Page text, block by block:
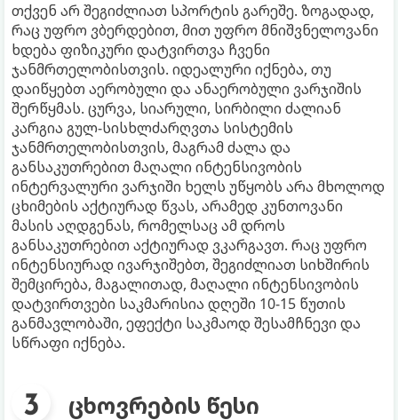
თქვენ არ შეგიძლიათ სპორტის გარეშე. ზოგადად,
რაც უფრო ვბერდებით, მით უფრო მნიშვნელოვანი
ხდება ფიზიკური დატვირთვა ჩვენი
ჯანმრთელობისთვის. იდეალური იქნება, თუ
დაიწყებთ აერობული და ანაერობული ვარჯიშის
შერწყმას. ცურვა, სიარული, სირბილი ძალიან
კარგია გულ-სისხლძარღვთა სისტემის
ჯანმრთელობისთვის, მაგრამ ძალა და
განსაკუთრებით მაღალი ინტენსივობის
ინტერვალური ვარჯიში ხელს უწყობს არა მხოლოდ
ცხიმების აქტიურად წვას, არამედ კუნთოვანი
მასის აღდგენას, რომელსაც ამ დროს
განსაკუთრებით აქტიურად ვკარგავთ. რაც უფრო
ინტენსიურად ივარჯიშებთ, შეგიძლიათ სიხშირის
შემცირება, მაგალითად, მაღალი ინტენსივობის
დატვირთვები საკმარისია დღეში 10-15 წუთის
განმავლობაში, ეფექტი საკმაოდ შესამჩნევი და
სწრაფი იქნება.
ცხოვრების წესი